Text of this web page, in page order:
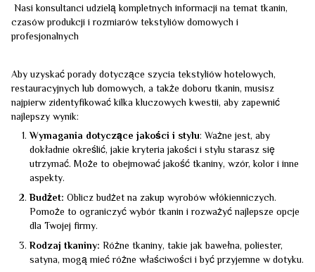
Nasi konsultanci udzielą kompletnych informacji na temat tkanin,
czasów produkcji i rozmiarów tekstyliów domowych i
profesjonalnych
Aby uzyskać porady dotyczące szycia tekstyliów hotelowych,
restauracyjnych lub domowych, a także doboru tkanin, musisz
najpierw zidentyfikować kilka kluczowych kwestii, aby zapewnić
najlepszy wynik:
Wymagania dotyczące jakości i stylu: Ważne jest, aby
dokładnie określić, jakie kryteria jakości i stylu starasz się
utrzymać. Może to obejmować jakość tkaniny, wzór, kolor i inne
aspekty.
Budżet: Oblicz budżet na zakup wyrobów włókienniczych.
Pomoże to ograniczyć wybór tkanin i rozważyć najlepsze opcje
dla Twojej firmy.
Rodzaj tkaniny: Różne tkaniny, takie jak bawełna, poliester,
satyna, mogą mieć różne właściwości i być przyjemne w dotyku.